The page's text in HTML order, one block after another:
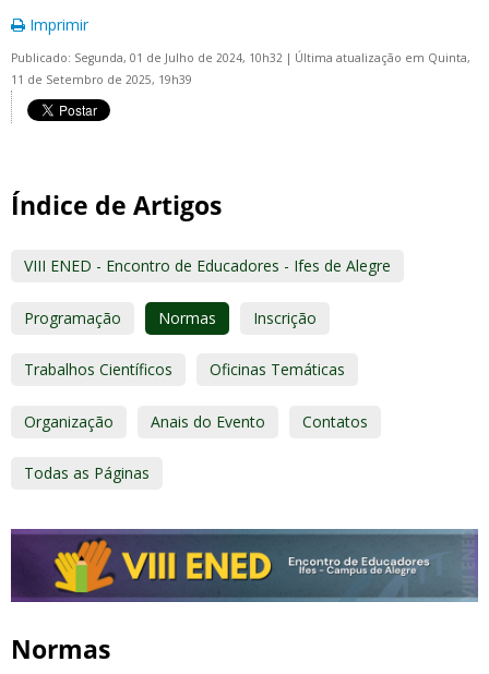
Imprimir
Publicado: Segunda, 01 de Julho de 2024, 10h32 | Última atualização em Quinta,
11 de Setembro de 2025, 19h39
Índice de Artigos
VIII ENED - Encontro de Educadores - Ifes de Alegre
Programação Normas Inscrição
Trabalhos Científicos Oficinas Temáticas
Organização Anais do Evento Contatos
Todas as Páginas
Normas